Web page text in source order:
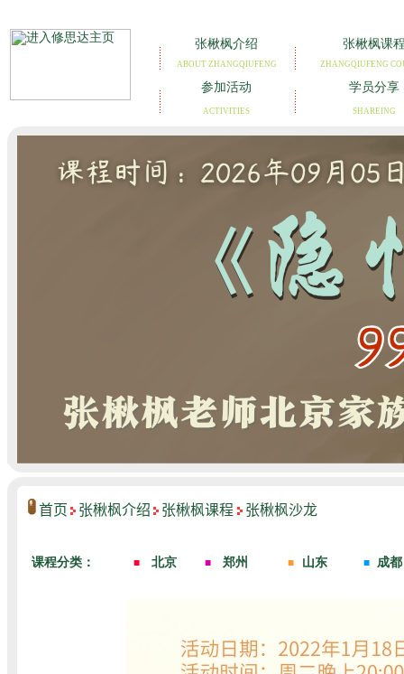
首页 张楸枫介绍 张楸枫课程 张楸枫沙龙